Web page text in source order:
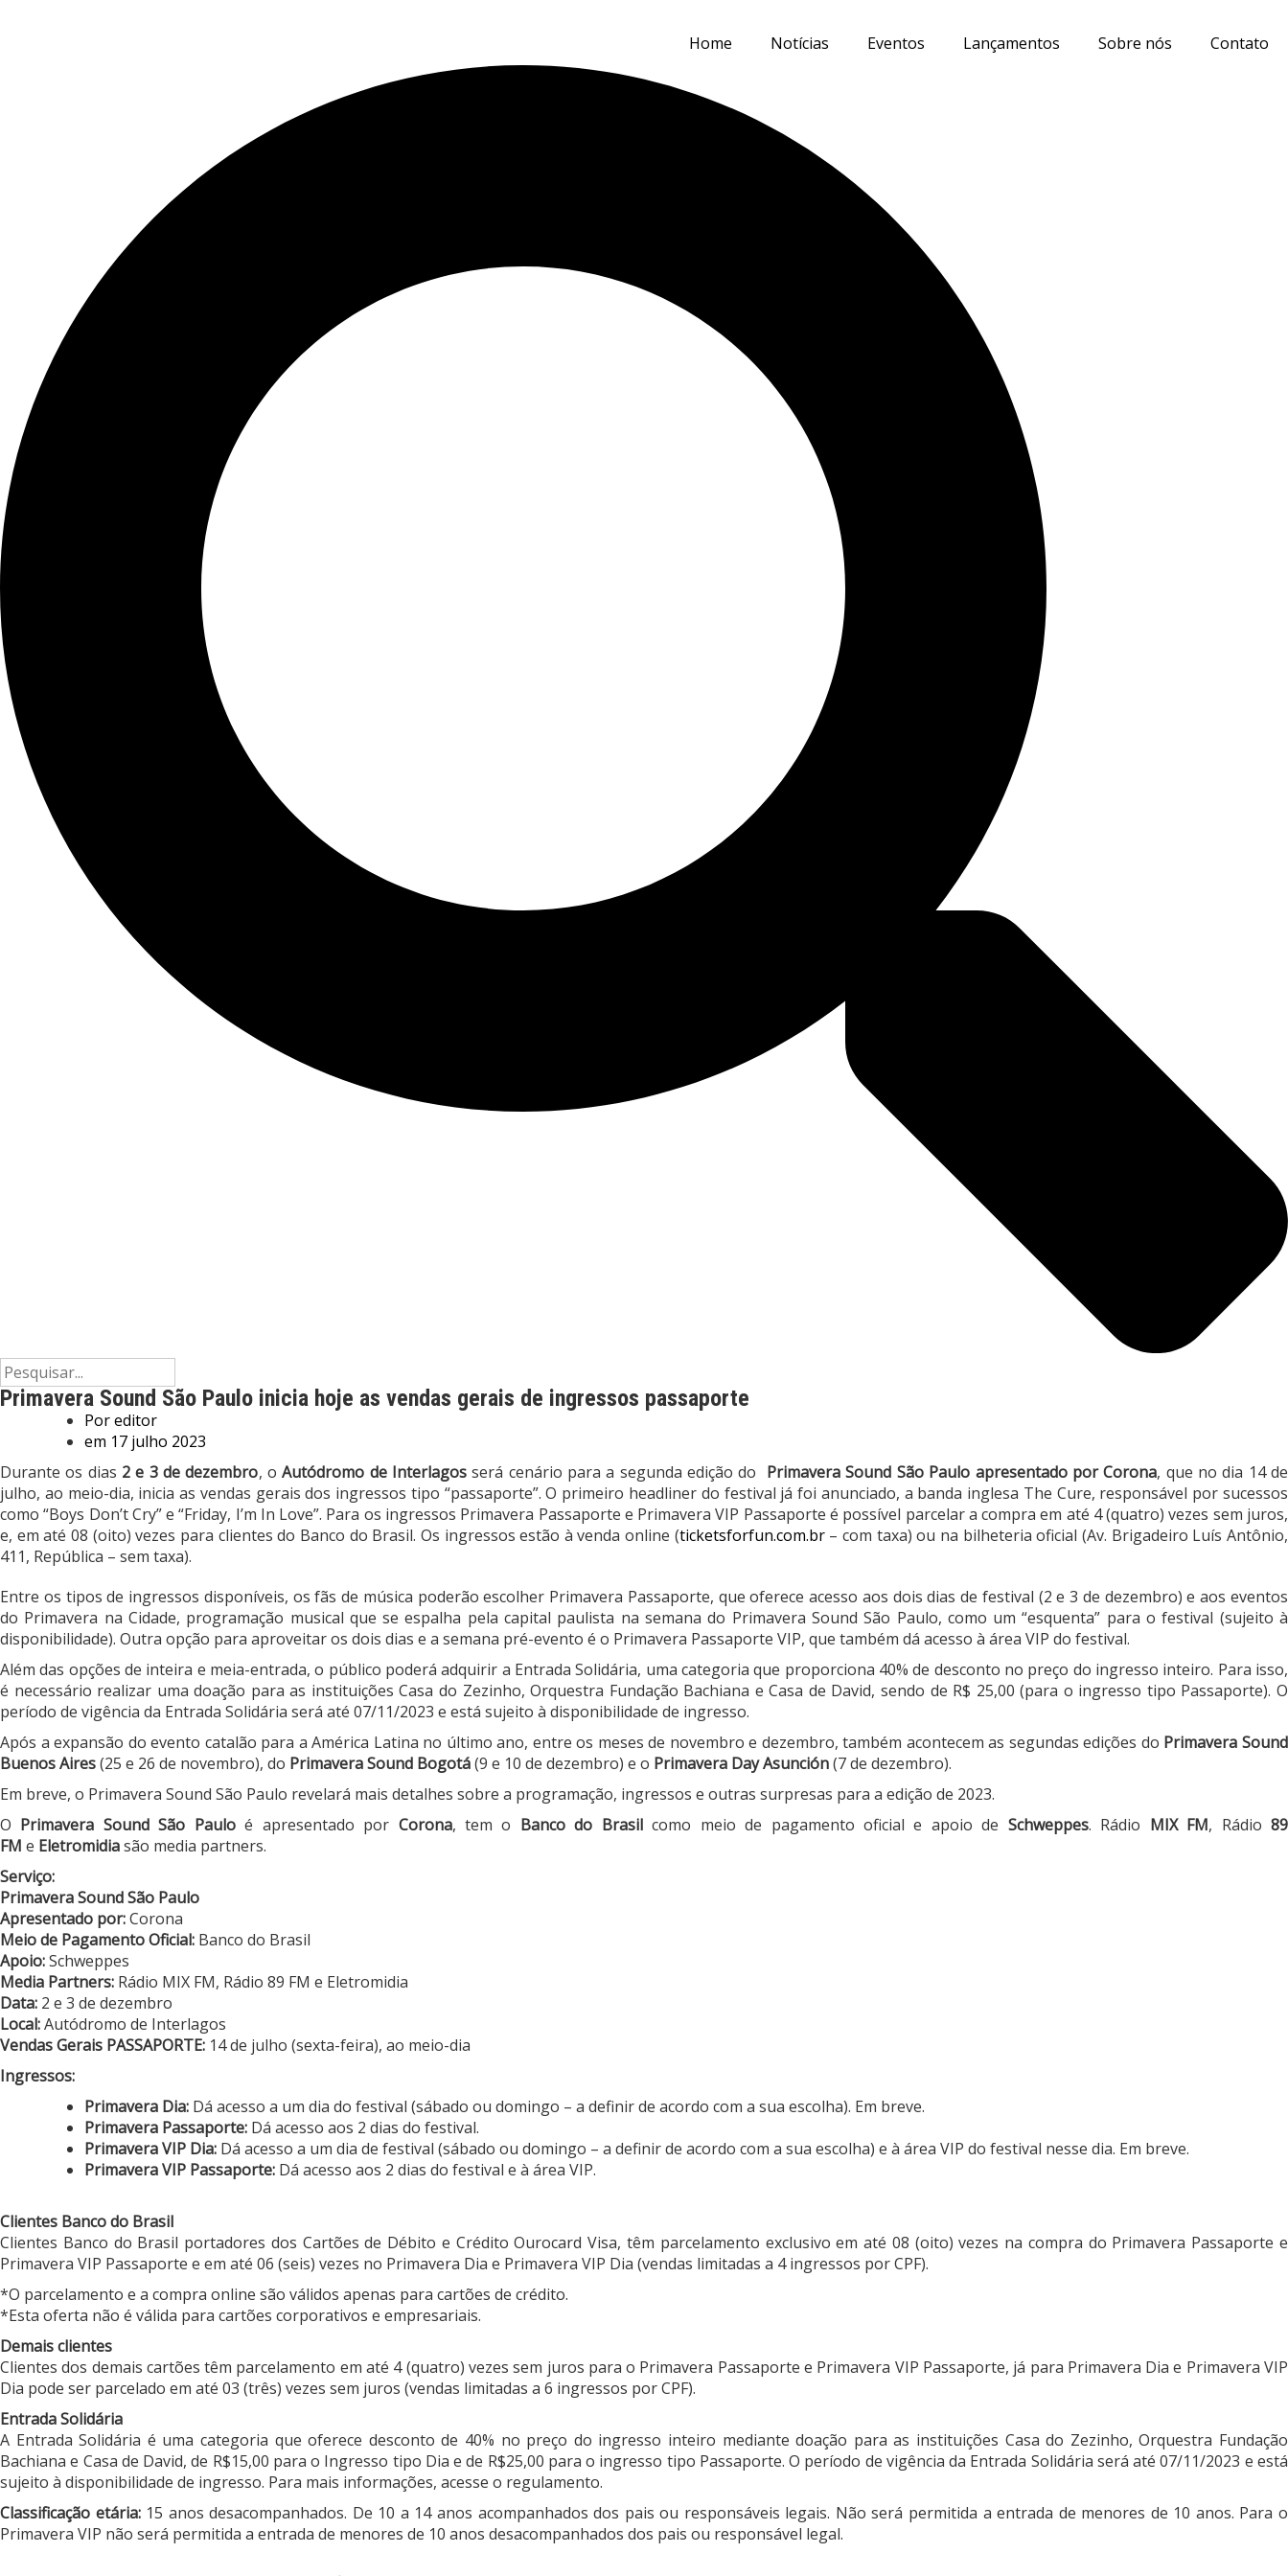
Home Notícias Eventos Lançamentos Sobre nós Contato
Primavera Sound São Paulo inicia hoje as vendas gerais de ingressos passaporte
Poreditor
em 17 julho 2023
Durante os dias 2 e 3 de dezembro, oAutódromo de Interlagosserá cenário para a segunda edição do Primavera Sound São Paulo apresentado por Corona, que no dia 14 de
julho, ao meio-dia, inicia as vendas gerais dos ingressos tipo “passaporte”. O primeiro headliner do festival já foi anunciado, a banda inglesa The Cure, responsável por sucessos
como “Boys Don’t Cry” e “Friday, I’m In Love”. Para os ingressos Primavera Passaporte e Primavera VIP Passaporte é possível parcelar a compra em até 4 (quatro) vezes sem juros,
e, em até 08 (oito) vezes para clientes do Banco do Brasil. Os ingressos estão à venda online (ticketsforfun.com.br– com taxa) ou na bilheteria oficial (Av. Brigadeiro Luís Antônio,
411, República – sem taxa).
Entre os tipos de ingressos disponíveis, os fãs de música poderão escolher Primavera Passaporte, que oferece acesso aos dois dias de festival (2 e 3 de dezembro) e aos eventos
do Primavera na Cidade, programação musical que se espalha pela capital paulista na semana do Primavera Sound São Paulo, como um “esquenta” para o festival (sujeito à
disponibilidade). Outra opção para aproveitar os dois dias e a semana pré-evento é o Primavera Passaporte VIP, que também dá acesso à área VIP do festival.
Além das opções de inteira e meia-entrada, o público poderá adquirir a Entrada Solidária, uma categoria que proporciona 40% de desconto no preço do ingresso inteiro. Para isso,
é necessário realizar uma doação para as instituições Casa do Zezinho, Orquestra Fundação Bachiana e Casa de David, sendo de R$ 25,00 (para o ingresso tipo Passaporte). O
período de vigência da Entrada Solidária será até 07/11/2023 e está sujeito à disponibilidade de ingresso.
Após a expansão do evento catalão para a América Latina no último ano, entre os meses de novembro e dezembro, também acontecem as segundas edições do Primavera Sound
Buenos Aires(25 e 26 de novembro), do Primavera Sound Bogotá(9 e 10 de dezembro) e o Primavera Day Asunción(7 de dezembro).
Em breve, o Primavera Sound São Paulo revelará mais detalhes sobre a programação, ingressos e outras surpresas para a edição de 2023.
O Primavera Sound São Pauloé apresentado por Corona, tem o Banco do Brasilcomo meio de pagamento oficial e apoio de Schweppes. Rádio MIX FM, Rádio89
FM e Eletromidiasão media partners.
Serviço:
Primavera Sound São Paulo
Apresentado por:Corona
Meio de Pagamento Oficial: Banco do Brasil
Apoio:Schweppes
Media Partners: Rádio MIX FM, Rádio 89 FM e Eletromidia
Data: 2 e 3 de dezembro
Local:Autódromo de Interlagos
Vendas Gerais PASSAPORTE: 14 de julho (sexta-feira), ao meio-dia
Ingressos:
Primavera Dia: Dá acesso a um dia do festival (sábado ou domingo – a definir de acordo com a sua escolha). Em breve.
Primavera Passaporte: Dá acesso aos 2 dias do festival.
Primavera VIP Dia: Dá acesso a um dia de festival (sábado ou domingo – a definir de acordo com a sua escolha) e à área VIP do festival nesse dia. Em breve.
Primavera VIP Passaporte: Dá acesso aos 2 dias do festival e à área VIP.
Clientes Banco do Brasil
Clientes Banco do Brasil portadores dos Cartões de Débito e Crédito Ourocard Visa, têm parcelamento exclusivo em até 08 (oito) vezes na compra do Primavera Passaporte e
Primavera VIP Passaporte e em até 06 (seis) vezes no Primavera Dia e Primavera VIP Dia (vendas limitadas a 4 ingressos por CPF).
*O parcelamento e a compra online são válidos apenas para cartões de crédito.
*Esta oferta não é válida para cartões corporativos e empresariais.
Demais clientes
Clientes dos demais cartões têm parcelamento em até 4 (quatro) vezes sem juros para o Primavera Passaporte e Primavera VIP Passaporte, já para Primavera Dia e Primavera VIP
Dia pode ser parcelado em até 03 (três) vezes sem juros (vendas limitadas a 6 ingressos por CPF).
Entrada Solidária
A Entrada Solidária é uma categoria que oferece desconto de 40% no preço do ingresso inteiro mediante doação para as instituições Casa do Zezinho, Orquestra Fundação
Bachiana e Casa de David, de R$15,00 para o Ingresso tipo Dia e de R$25,00 para o ingresso tipo Passaporte. O período de vigência da Entrada Solidária será até07/11/2023 e está
sujeito à disponibilidade de ingresso. Para mais informações, acesse o regulamento.
Classificação etária: 15 anos desacompanhados. De 10 a 14 anos acompanhados dos pais ou responsáveis legais. Não será permitida a entrada de menores de 10 anos. Para o
Primavera VIP não será permitida a entrada de menores de 10 anos desacompanhados dos pais ou responsável legal.